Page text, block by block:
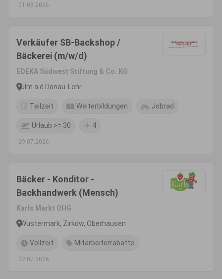
01.08.2026
Verkäufer SB-Backshop /
Bäckerei (m/w/d)
EDEKA Südwest Stiftung & Co. KG
Ulm a.d.Donau-Lehr
Teilzeit Weiterbildungen Jobrad
Urlaub >= 30 4
29.07.2026
Bäcker - Konditor -
Backhandwerk (Mensch)
Karls Markt OHG
Wustermark, Zirkow, Oberhausen
Vollzeit Mitarbeiterrabatte
22.07.2026